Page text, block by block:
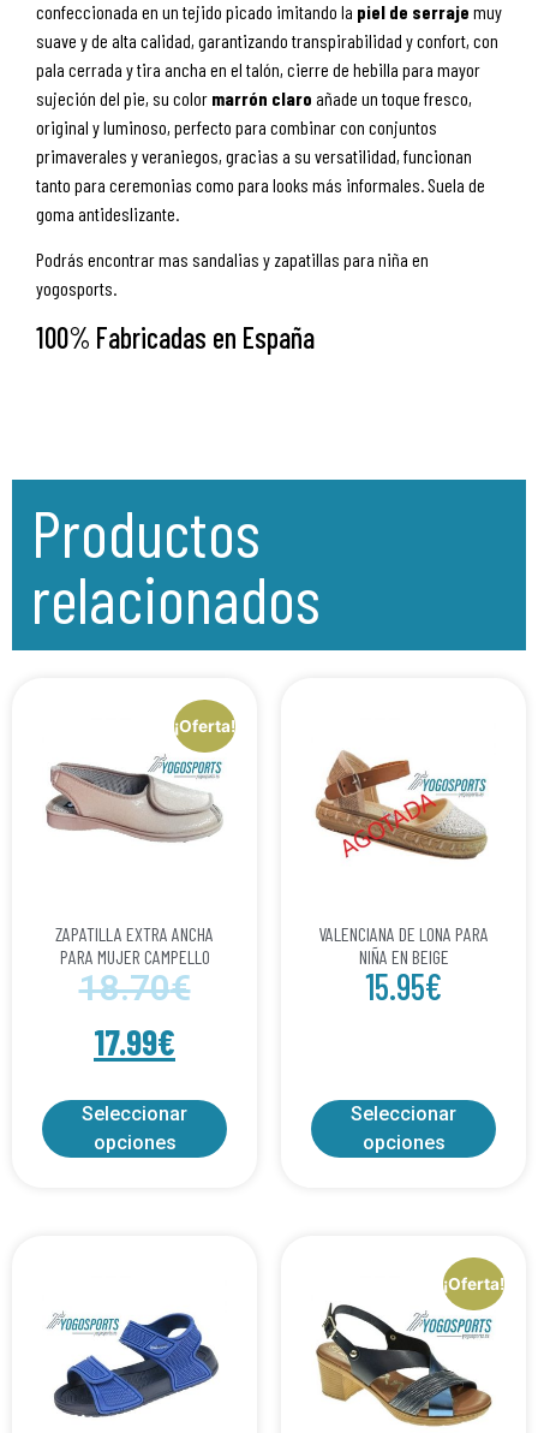
confeccionada en un tejido picado imitando la piel de serraje muy
suave y de alta calidad, garantizando transpirabilidad y confort, con
pala cerrada y tira ancha en el talón, cierre de hebilla para mayor
sujeción del pie, su color marrón claro añade un toque fresco,
original y luminoso, perfecto para combinar con conjuntos
primaverales y veraniegos, gracias a su versatilidad, funcionan
tanto para ceremonias como para looks más informales. Suela de
goma antideslizante.
Podrás encontrar mas sandalias y zapatillas para niña en
yogosports.
100% Fabricadas en España
Productos
relacionados
¡Oferta!
ZAPATILLA EXTRA ANCHA
PARA MUJER CAMPELLO
18.70€
17.99€
Seleccionar
opciones
VALENCIANA DE LONA PARA
NIÑA EN BEIGE
15.95€
Seleccionar
opciones
¡Oferta!